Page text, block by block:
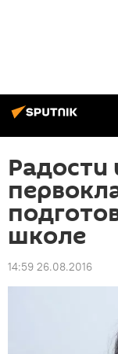
Радости
школе
14:59 26.08.2016